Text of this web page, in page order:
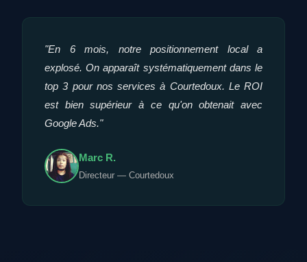
"En 6 mois, notre positionnement local a
explosé. On apparaît systématiquement dans le
top 3 pour nos services à Courtedoux. Le ROI
est bien supérieur à ce qu'on obtenait avec
Google Ads."
Marc R.
Directeur — Courtedoux